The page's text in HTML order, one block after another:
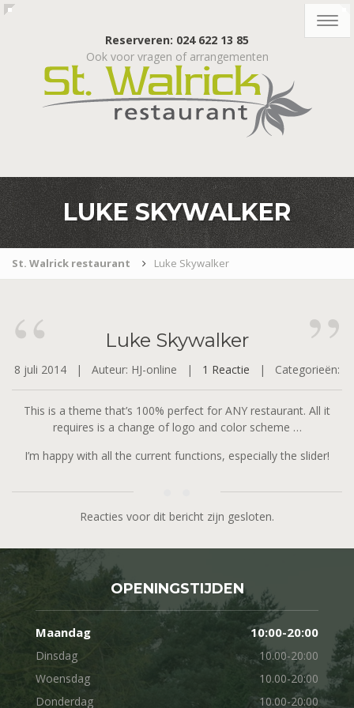
Reserveren: 024 622 13 85
Ook voor vragen of arrangementen
LUKE SKYWALKER
St. Walrick restaurant Luke Skywalker
Luke Skywalker
8 juli 2014 | Auteur: HJ-online | 1 Reactie | Categorieën:
This is a theme that’s 100% perfect for ANY restaurant. All it
requires is a change of logo and color scheme …
I’m happy with all the current functions, especially the slider!
Reacties voor dit bericht zijn gesloten.
OPENINGSTIJDEN
Maandag 10:00-20:00
Dinsdag
10.00-20:00
Woensdag
10.00-20:00
Donderdag
10.00-20:00